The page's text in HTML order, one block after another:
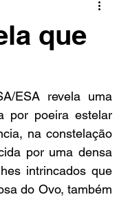
que
ESA revela uma
por poeira estelar
na constelação
por uma densa
intrincados que
do Ovo, também